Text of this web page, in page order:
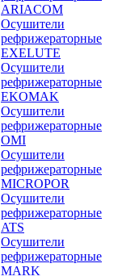
ARIACOM
Осушители
рефрижераторные
EXELUTE
Осушители
рефрижераторные
EKOMAK
Осушители
рефрижераторные
OMI
Осушители
рефрижераторные
MICROPOR
Осушители
рефрижераторные
ATS
Осушители
рефрижераторные
MARK